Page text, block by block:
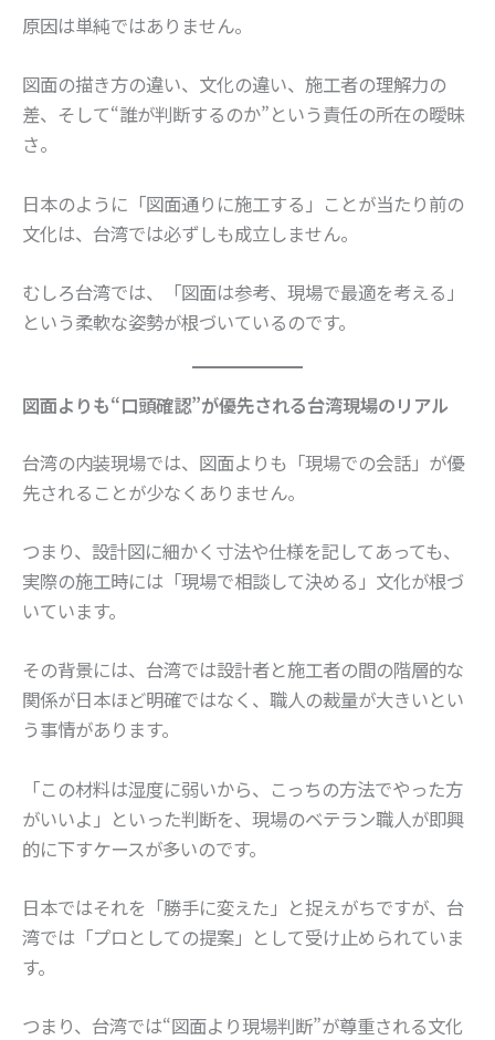
原因は単純ではありません。
図面の描き方の違い、文化の違い、施工者の理解力の
差、そして“誰が判断するのか”という責任の所在の曖昧
さ。
日本のように「図面通りに施工する」ことが当たり前の
文化は、台湾では必ずしも成立しません。
むしろ台湾では、「図面は参考、現場で最適を考える」
という柔軟な姿勢が根づいているのです。
図面よりも“口頭確認”が優先される台湾現場のリアル
台湾の内装現場では、図面よりも「現場での会話」が優
先されることが少なくありません。
つまり、設計図に細かく寸法や仕様を記してあっても、
実際の施工時には「現場で相談して決める」文化が根づ
いています。
その背景には、台湾では設計者と施工者の間の階層的な
関係が日本ほど明確ではなく、職人の裁量が大きいとい
う事情があります。
「この材料は湿度に弱いから、こっちの方法でやった方
がいいよ」といった判断を、現場のベテラン職人が即興
的に下すケースが多いのです。
日本ではそれを「勝手に変えた」と捉えがちですが、台
湾では「プロとしての提案」として受け止められていま
す。
つまり、台湾では“図面より現場判断”が尊重される文化